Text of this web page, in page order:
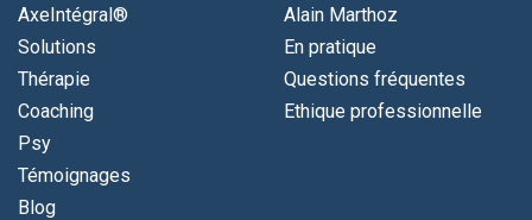
AxeIntégral®
Solutions
Thérapie
Coaching
Psy
Témoignages
Blog
Alain Marthoz
En pratique
Questions fréquentes
Ethique professionnelle